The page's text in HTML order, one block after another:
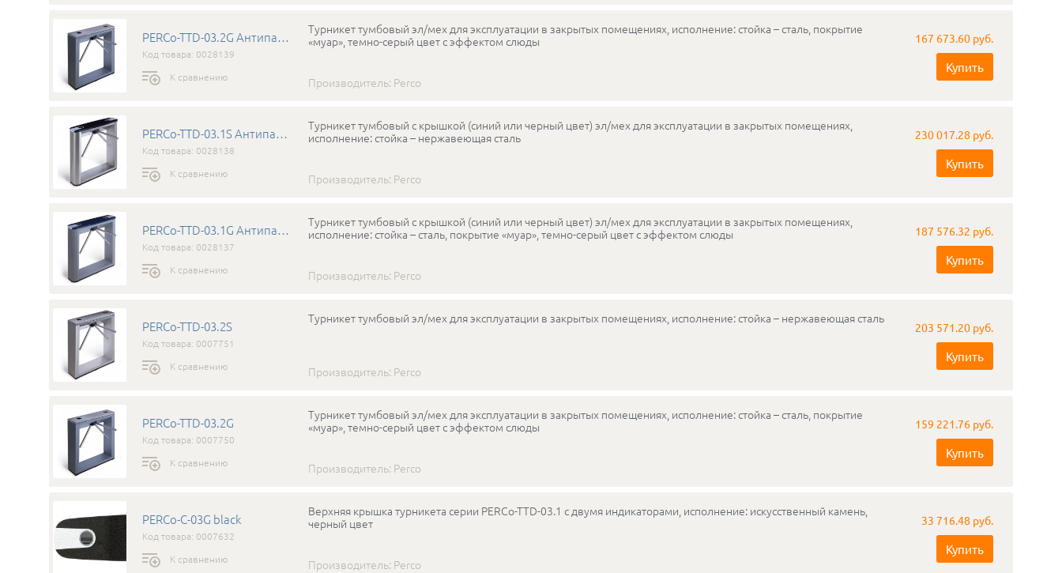
PERCo-TTD-03.2G Антипаника
Код товара: 0028139
К сравнению
Турникет тумбовый эл/мех для эксплуатации в закрытых помещениях, исполнение: стойка – сталь, покрытие
«муар», темно-серый цвет с эффектом слюды
Производитель: Perco
167 673.60 руб.
Купить
PERCo-TTD-03.1S Антипаника
Код товара: 0028138
К сравнению
Турникет тумбовый с крышкой (синий или черный цвет) эл/мех для эксплуатации в закрытых помещениях,
исполнение: стойка – нержавеющая сталь
Производитель: Perco
230 017.28 руб.
Купить
PERCo-TTD-03.1G Антипаника
Код товара: 0028137
К сравнению
Турникет тумбовый с крышкой (синий или черный цвет) эл/мех для эксплуатации в закрытых помещениях,
исполнение: стойка – сталь, покрытие «муар», темно-серый цвет с эффектом слюды
Производитель: Perco
187 576.32 руб.
Купить
PERCo-TTD-03.2S
Код товара: 0007751
К сравнению
Турникет тумбовый эл/мех для эксплуатации в закрытых помещениях, исполнение: стойка – нержавеющая сталь
Производитель: Perco
203 571.20 руб.
Купить
PERCo-TTD-03.2G
Код товара: 0007750
К сравнению
Турникет тумбовый эл/мех для эксплуатации в закрытых помещениях, исполнение: стойка – сталь, покрытие
«муар», темно-серый цвет с эффектом слюды
Производитель: Perco
159 221.76 руб.
Купить
PERCo-C-03G black
Код товара: 0007632
К сравнению
Верхняя крышка турникета серии PERCo-TTD-03.1 с двумя индикаторами, исполнение: искусственный камень,
черный цвет
Производитель: Perco
33 716.48 руб.
Купить